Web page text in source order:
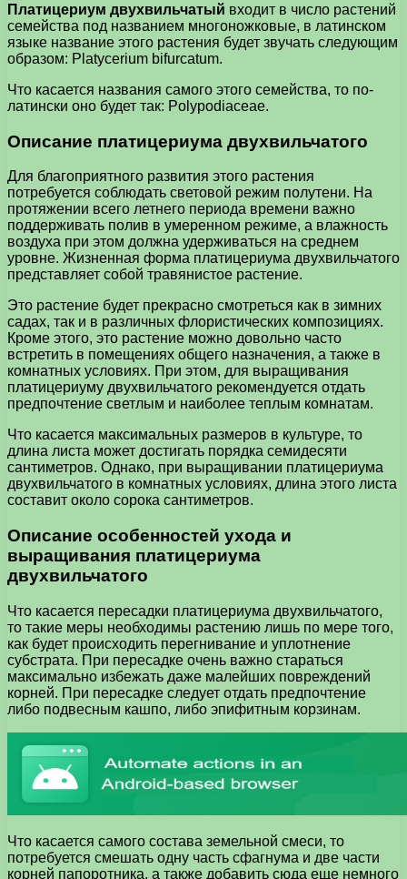
Платицериум двухвильчатый входит в число растений
семейства под названием многоножковые, в латинском
языке название этого растения будет звучать следующим
образом: Platycerium bifurcatum.
Что касается названия самого этого семейства, то по-
латински оно будет так: Polypodiaceae.
Описание платицериума двухвильчатого
Для благоприятного развития этого растения
потребуется соблюдать световой режим полутени. На
протяжении всего летнего периода времени важно
поддерживать полив в умеренном режиме, а влажность
воздуха при этом должна удерживаться на среднем
уровне. Жизненная форма платицериума двухвильчатого
представляет собой травянистое растение.
Это растение будет прекрасно смотреться как в зимних
садах, так и в различных флористических композициях.
Кроме этого, это растение можно довольно часто
встретить в помещениях общего назначения, а также в
комнатных условиях. При этом, для выращивания
платицериуму двухвильчатого рекомендуется отдать
предпочтение светлым и наиболее теплым комнатам.
Что касается максимальных размеров в культуре, то
длина листа может достигать порядка семидесяти
сантиметров. Однако, при выращивании платицериума
двухвильчатого в комнатных условиях, длина этого листа
составит около сорока сантиметров.
Описание особенностей ухода и
выращивания платицериума
двухвильчатого
Что касается пересадки платицериума двухвильчатого,
то такие меры необходимы растению лишь по мере того,
как будет происходить перегнивание и уплотнение
субстрата. При пересадке очень важно стараться
максимально избежать даже малейших повреждений
корней. При пересадке следует отдать предпочтение
либо подвесным кашпо, либо эпифитным корзинам.
Что касается самого состава земельной смеси, то
потребуется смешать одну часть сфагнума и две части
корней папоротника, а также добавить сюда еще немного